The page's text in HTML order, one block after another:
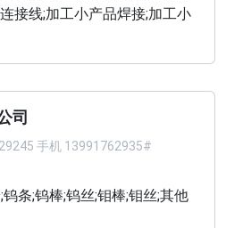
接线;加工小产品焊接;加工小
司
手机 13991762935#
条;钨棒;钨丝;钼棒;钼丝;其他